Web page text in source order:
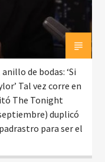
de bodas: ‘Si
Tal vez corre en
The Tonight
duplicó
para ser el